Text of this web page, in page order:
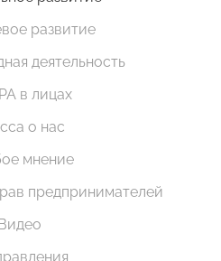
развитие
деятельность
в лицах
о нас
мнение
предпринимателей
Видео